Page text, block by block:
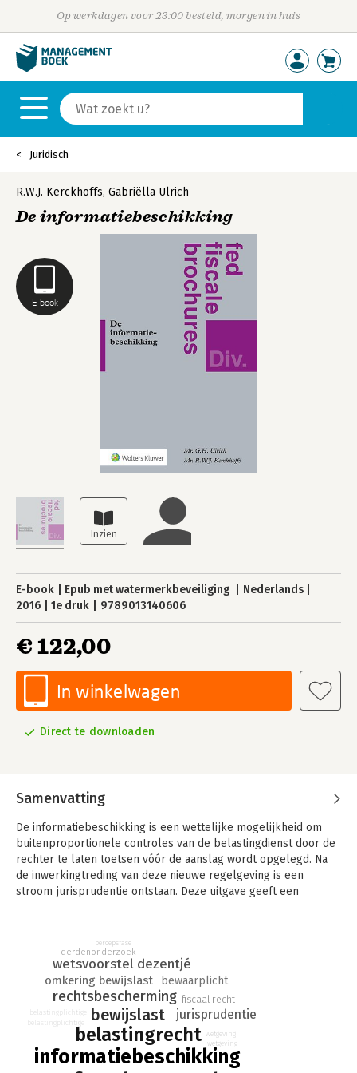
Op werkdagen voor 23:00 besteld, morgen in huis
Juridisch
E-book
R.W.J. Kerckhoffs, Gabriëlla Ulrich
De informatiebeschikking
E-book Epub met watermerkbeveiliging
Nederlands
2016
1e druk 9789013140606
€ 122,00
In winkelwagen
Direct te downloaden
Samenvatting
De informatiebeschikking is een wettelijke mogelijkheid om
buitenproportionele controles van de belastingdienst door de
rechter te laten toetsen vóór de aanslag wordt opgelegd. Na
de inwerkingtreding van deze nieuwe regelgeving is een
stroom jurisprudentie ontstaan. Deze uitgave geeft een
De belastingdienst heeft vergaande bevoegdheden om
belasting te heffen. Opvallend genoeg konden geschillen
echter pas achteraf aan een rechter worden voorgelegd.
‘Konden’, want tegenwoordig is er via de
‘informatiebeschikking’ een wettelijke mogelijkheid om
buitenproportionele controles van de belastingdienst door de
rechter te laten toetsen vóór de oplegging van de aanslag.
Zoals vaker bij nieuwe wetgeving is door onduidelijkheden ook
informatiebeschikking
belastingrecht
bewijslast
rechtsbescherming
omkering bewijslast
wetsvoorstel dezentjé
jurisprudentie
bewaarplicht
fiscaal recht
derdenonderzoek
belastingplichtige
wetgeving
belastingplichtige
wetgeving
beroepsfase